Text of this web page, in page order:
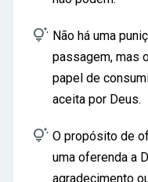
 Não há uma
passagem, mas
papel de
aceita por Deus.
 O propósito de
uma oferenda a
agradecimento